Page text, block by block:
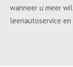
wanneer u meer
leenautoservice